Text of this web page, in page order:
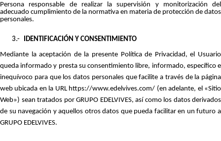
Persona responsable de realizar la supervisión y monitorización del
adecuado cumplimiento de la normativa en materia de protección de datos
personales.
3.- IDENTIFICACIÓN Y CONSENTIMIENTO
Mediante la aceptación de la presente Política de Privacidad, el Usuario
queda informado y presta su consentimiento libre, informado, específico e
inequívoco para que los datos personales que facilite a través de la página
web ubicada en la URL https://www.edelvives.com/ (en adelante, el «Sitio
Web») sean tratados por GRUPO EDELVIVES, así como los datos derivados
de su navegación y aquellos otros datos que pueda facilitar en un futuro a
GRUPO EDELVIVES.